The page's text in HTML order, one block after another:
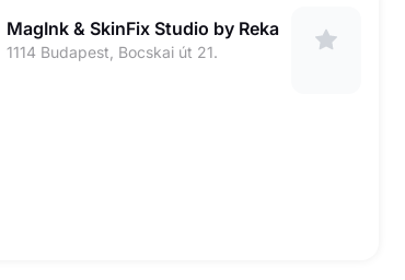
MagInk & SkinFix Studio by Reka
1114 Budapest, Bocskai út 21.